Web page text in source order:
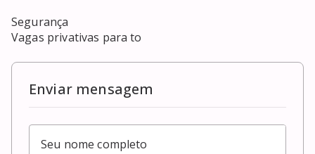
Segurança
Vagas privativas para to
Enviar mensagem